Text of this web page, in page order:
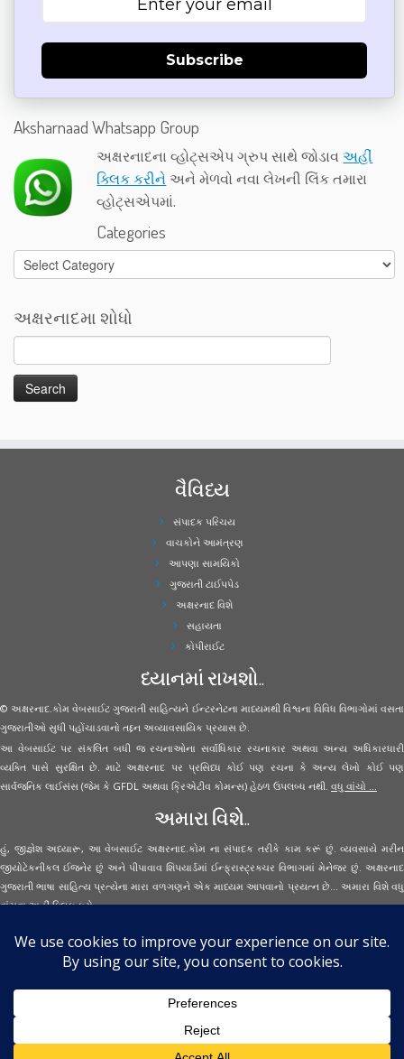
Subscribe
Aksharnaad Whatsapp Group
અક્ષરનાદના વ્હોટ્સએપ ગ્રુપ સાથે જોડાવઅહીં
ક્લિક કરીને અને મેળવો નવા લેખની લિંક તમારા
વ્હોટ્સએપમાં.
Categories
Categories
અક્ષરનાદમા શોધો
વૈવિધ્ય
સંપાદક પરિચય
વાચકોને આમંત્રણ
આપણા સામયિકો
ગુજરાતી ટાઈપપેડ
અક્ષરનાદ વિશે
સહાયતા
કોપીરાઈટ
ધ્યાનમાં રાખશો..
© અક્ષરનાદ.કોમ વેબસાઈટ ગુજરાતી સાહિત્યને ઈન્ટરનેટના માધ્યમથી વિશ્વના વિવિધ વિભાગોમાં વસતા
ગુજરાતીઓ સુધી પહોંચાડવાનો તદ્દન અવ્યાવસાયિક પ્રયાસ છે.
આ વેબસાઈટ પર સંકલિત બધી જ રચનાઓના સર્વાધિકાર રચનાકાર અથવા અન્ય અધિકારધારી
વ્યક્તિ પાસે સુરક્ષિત છે. માટે અક્ષરનાદ પર પ્રસિધ્ધ કોઈ પણ રચના કે અન્ય લેખો કોઈ પણ
સાર્વજનિક લાઈસંસ (જેમ કે GFDL અથવા ક્રિએટીવ કોમન્સ) હેઠળ ઉપલબ્ધ નથી. વધુ વાંચો ...
અમારા વિશે..
હું, જીજ્ઞેશ અધ્યારૂ, આ વેબસાઈટ અક્ષરનાદ.કોમ ના સંપાદક તરીકે કામ કરૂં છું. વ્યવસાયે મરીન
જીયોટેકનીકલ ઈજનેર છું અને પીપાવાવ શિપયાર્ડમાં ઈન્ફ્રાસ્ટ્રક્ચર વિભાગમાં મેનેજર છું. અક્ષરનાદ
ગુજરાતી ભાષા સાહિત્ય પ્રત્યેના મારા વળગણને એક માધ્યમ આપવાનો પ્રયત્ન છે... અમારા વિશે વધુ
વાંચવાઅહીં ક્લિક કરો...
Secured Site Assurance
Aksharnaad.com
By Jignesh Adhyaru ·
· All Rights Reserved ·